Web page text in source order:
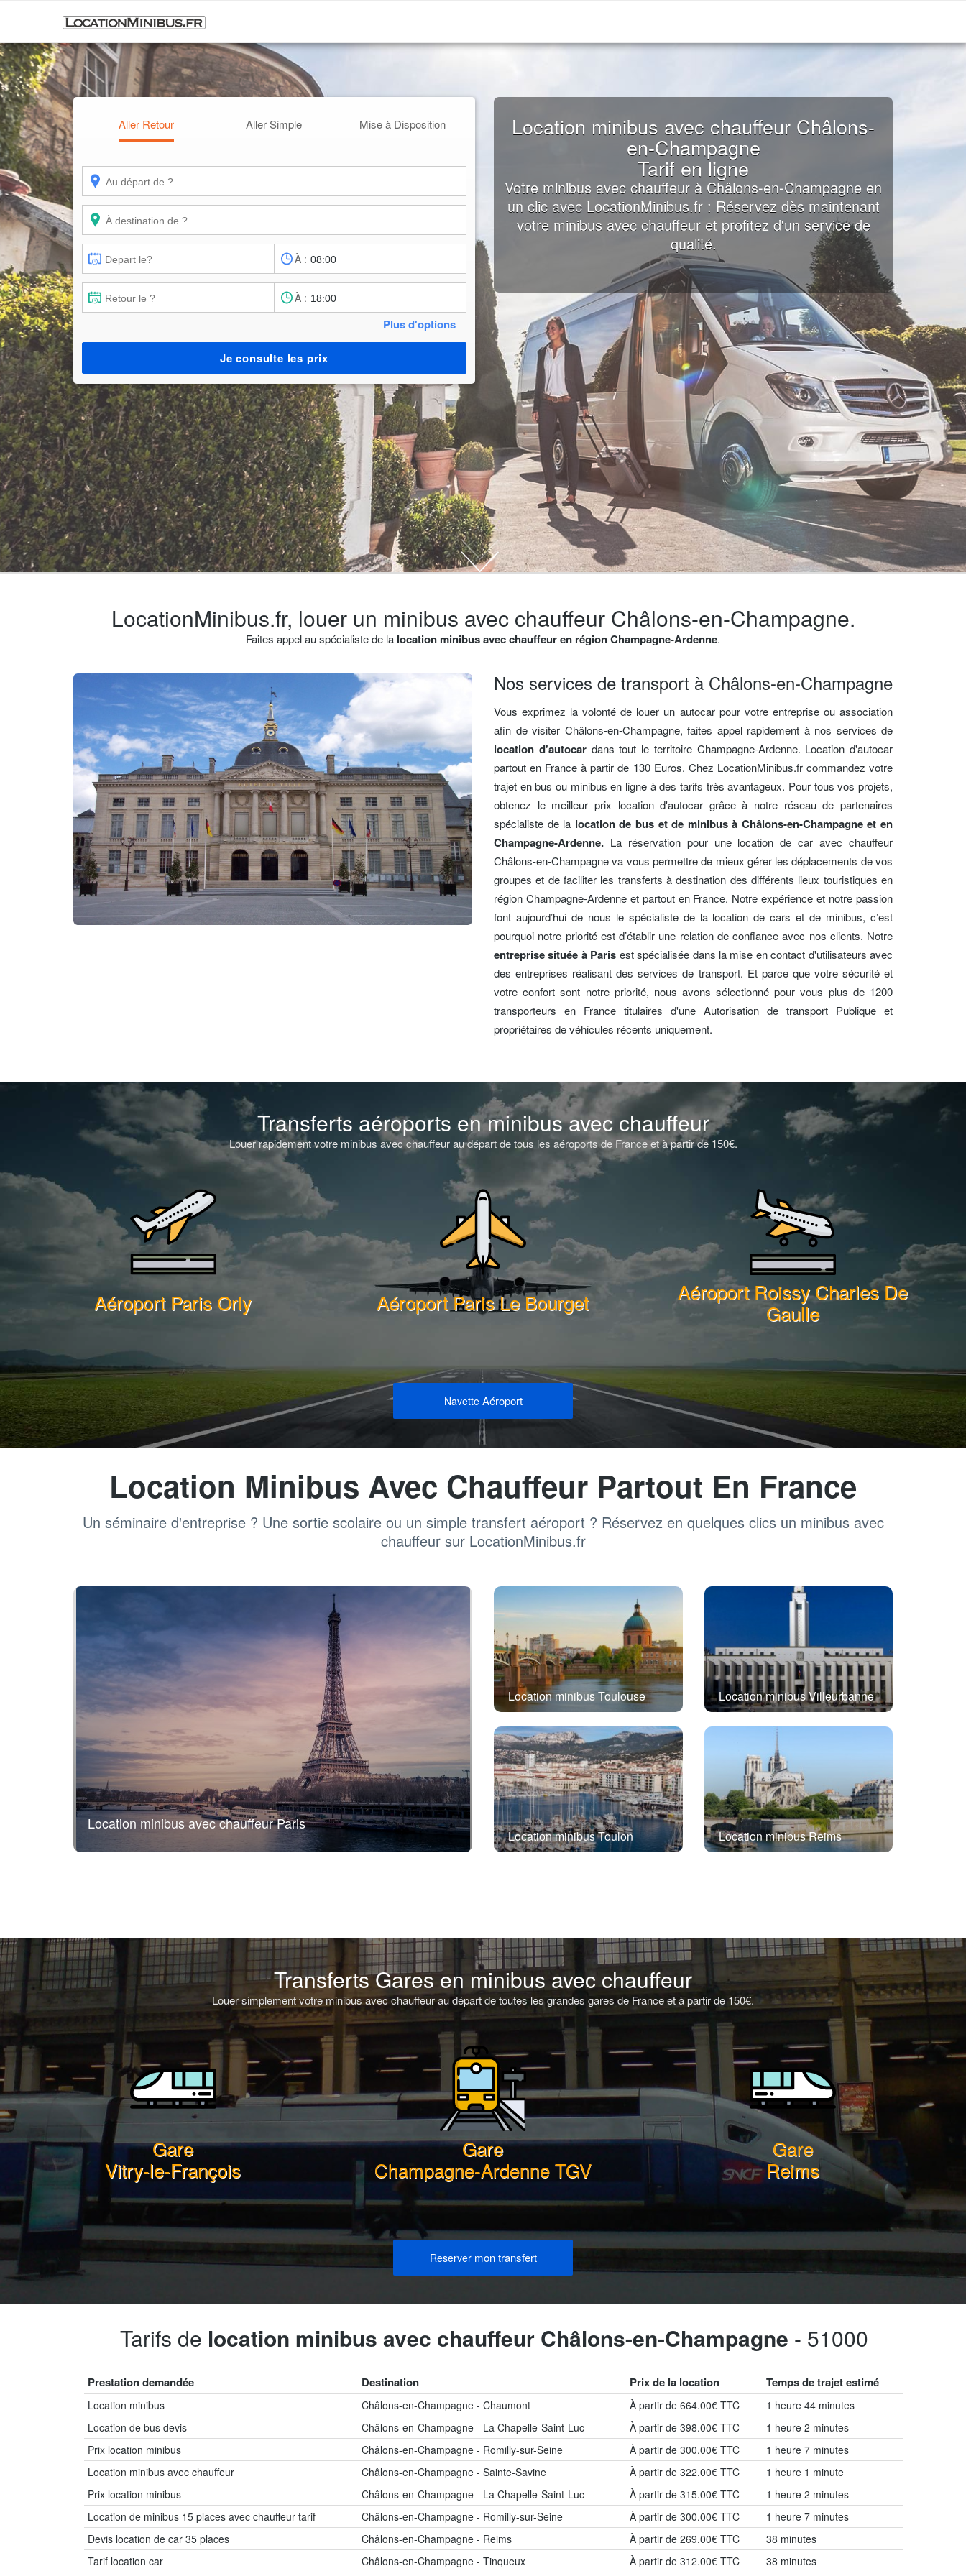
Location minibus avec chauffeur Châlons-
en-Champagne
Tarif en ligne
Votre minibus avec chauffeur à Châlons-en-Champagne en
un clic avec LocationMinibus.fr : Réservez dès maintenant
votre minibus avec chauffeur et profitez d'un service de
qualité.
Aller Retour Aller Simple Mise à Disposition
À :
À :
Plus d'options
Je consulte les prix
LocationMinibus.fr, louer un minibus avec chauffeur Châlons-en-Champagne.
Faites appel au spécialiste de la location minibus avec chauffeur en région Champagne-Ardenne.
Nos services de transport à Châlons-en-Champagne
Vous exprimez la volonté de louer un autocar pour votre entreprise ou association
afin de visiter Châlons-en-Champagne, faites appel rapidement à nos services de
location d'autocardans tout le territoire Champagne-Ardenne. Location d'autocar
partout en France à partir de 130 Euros. Chez LocationMinibus.fr commandez votre
trajet en bus ou minibus en ligne à des tarifs très avantageux. Pour tous vos projets,
obtenez le meilleur prix location d'autocar grâce à notre réseau de partenaires
spécialiste de la location de bus et de minibus à Châlons-en-Champagne et en
Champagne-Ardenne. La réservation pour une location de car avec chauffeur
Châlons-en-Champagne va vous permettre de mieux gérer les déplacements de vos
groupes et de faciliter les transferts à destination des différents lieux touristiques en
région Champagne-Ardenne et partout en France. Notre expérience et notre passion
font aujourd’hui de nous le spécialiste de la location de cars et de minibus, c’est
pourquoi notre priorité est d’établir une relation de confiance avec nos clients. Notre
entreprise située à Paris est spécialisée dans la mise en contact d'utilisateurs avec
des entreprises réalisant des services de transport. Et parce que votre sécurité et
votre confort sont notre priorité, nous avons sélectionné pour vous plus de 1200
transporteurs en France titulaires d'une Autorisation de transport Publique et
propriétaires de véhicules récents uniquement.
Transferts aéroports en minibus avec chauffeur
Louer rapidement votre minibus avec chauffeur au départ de tous les aéroports de France et à partir de 150€.
Aéroport Paris Orly Aéroport Paris Le Bourget
Aéroport Roissy Charles De
Gaulle
Navette Aéroport
Location Minibus Avec Chauffeur Partout En France
Un séminaire d'entreprise ? Une sortie scolaire ou un simple transfert aéroport ? Réservez en quelques clics un minibus avec
chauffeur sur LocationMinibus.fr
Location minibus avec chauffeur Paris
Location minibus Toulouse Location minibus Villeurbanne
Location minibus Toulon Location minibus Reims
Transferts Gares en minibus avec chauffeur
Louer simplement votre minibus avec chauffeur au départ de toutes les grandes gares de France et à partir de 150€.
Gare
Vitry-le-François
Gare
Champagne-Ardenne TGV
Gare
Reims
Reserver mon transfert
Tarifs de location minibus avec chauffeur Châlons-en-Champagne - 51000
Prestation demandée Destination Prix de la location Temps de trajet estimé
Location minibus Châlons-en-Champagne - Chaumont À partir de 664.00€ TTC
1 heure 44 minutes
Location de bus devis
Châlons-en-Champagne - La Chapelle-Saint-Luc À partir de 398.00€ TTC
1 heure 2 minutes
Prix location minibus
Châlons-en-Champagne - Romilly-sur-Seine À partir de 300.00€ TTC
1 heure 7 minutes
Location minibus avec chauffeur
Châlons-en-Champagne - Sainte-Savine À partir de 322.00€ TTC
1 heure 1 minute
Prix location minibus
Châlons-en-Champagne - La Chapelle-Saint-Luc À partir de 315.00€ TTC
1 heure 2 minutes
Location de minibus 15 places avec chauffeur tarif
Châlons-en-Champagne - Romilly-sur-Seine À partir de 300.00€ TTC
1 heure 7 minutes
Devis location de car 35 places
Châlons-en-Champagne - Reims À partir de 269.00€ TTC
38 minutes
Tarif location car
Châlons-en-Champagne - Tinqueux À partir de 312.00€ TTC 38 minutes